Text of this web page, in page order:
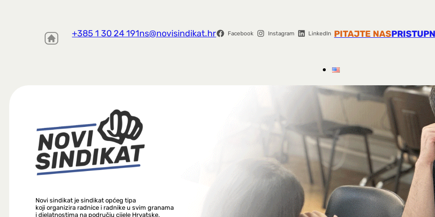
+385 1 30 24 191ns@novisindikat.hr Facebook Instagram LinkedIn PITAJTE NAS
Novi sindikat je sindikat općeg tipa
koji organizira radnice i radnike u svim granama
i djelatnostima na području cijele Hrvatske.